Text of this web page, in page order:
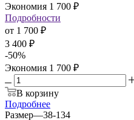
Экономия 1 700 ₽
Подробности
от 1 700 ₽
3 400 ₽
-50%
Экономия 1 700 ₽
В корзину
Подробнее
Размер—38-134